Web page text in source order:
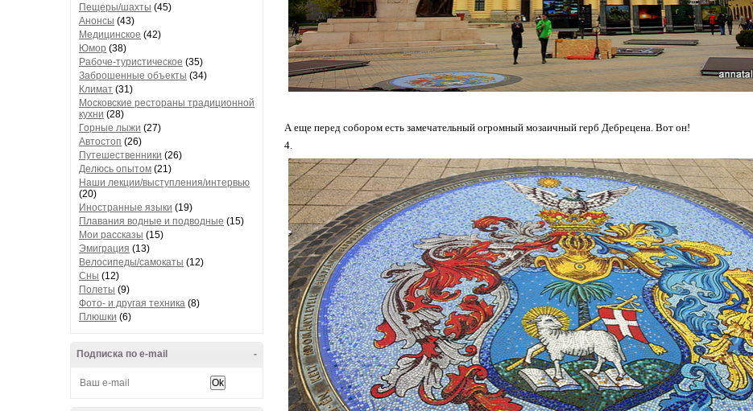
Пещеры/шахты (45)
Анонсы (43)
Медицинское (42)
Юмор (38)
Рабоче-туристическое (35)
Заброшенные объекты (34)
Климат (31)
Московские рестораны традиционной
кухни (28)
Горные лыжи (27)
Автостоп (26)
Путешественники (26)
Делюсь опытом (21)
Наши лекции/выступления/интервью
(20)
Иностранные языки (19)
Плавания водные и подводные (15)
Мои рассказы (15)
Эмиграция (13)
Велосипеды/самокаты (12)
Сны (12)
Полеты (9)
Фото- и другая техника (8)
Плюшки (6)
-
Подписка по e-mail
А еще перед собором есть замечательный огромный мозаичный герб Дебрецена. Вот он!
4.